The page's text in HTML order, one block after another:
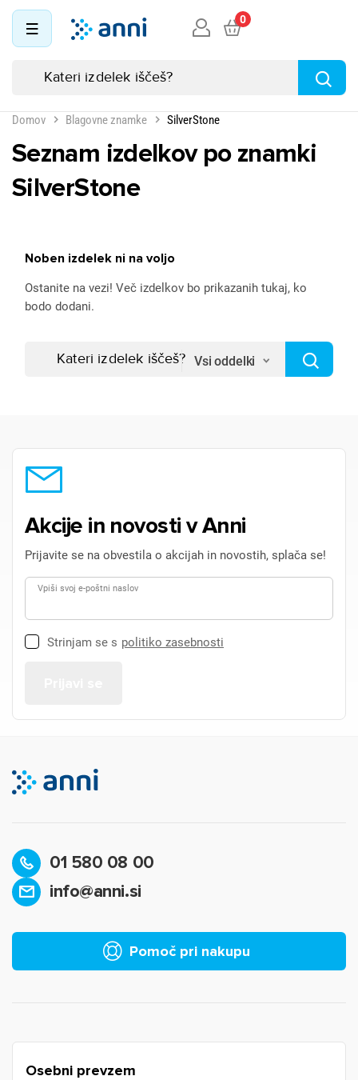
0
Domov Blagovne znamke SilverStone
Seznam izdelkov po znamki
SilverStone
Noben izdelek ni na voljo
Ostanite na vezi! Več izdelkov bo prikazanih tukaj, ko
bodo dodani.
Vsi oddelki
Akcije in novosti v Anni
Prijavite se na obvestila o akcijah in novostih, splača se!
Vpiši svoj e-poštni naslov
Strinjam se s politiko zasebnosti
01 580 08 00
info@anni.si
Pomoč pri nakupu
Osebni prevzem
Prijava
Za dodajanje na seznam želja morate biti prijavljeni.